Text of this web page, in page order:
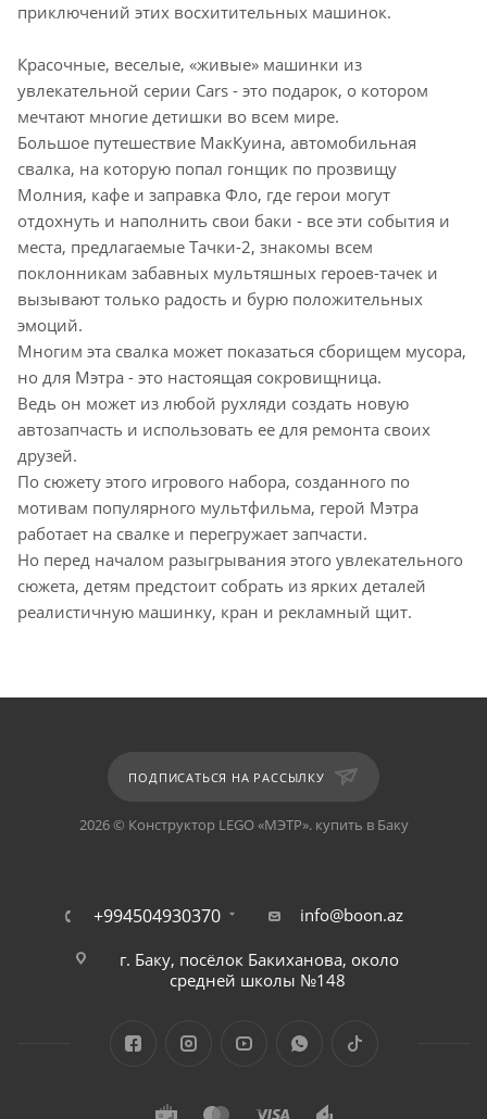
приключений этих восхитительных машинок.
Красочные, веселые, «живые» машинки из
увлекательной серии Cars - это подарок, о котором
мечтают многие детишки во всем мире.
Большое путешествие МакКуина, автомобильная
свалка, на которую попал гонщик по прозвищу
Молния, кафе и заправка Фло, где герои могут
отдохнуть и наполнить свои баки - все эти события и
места, предлагаемые Тачки-2, знакомы всем
поклонникам забавных мультяшных героев-тачек и
вызывают только радость и бурю положительных
эмоций.
Многим эта свалка может показаться сборищем мусора,
но для Мэтра - это настоящая сокровищница.
Ведь он может из любой рухляди создать новую
автозапчасть и использовать ее для ремонта своих
друзей.
По сюжету этого игрового набора, созданного по
мотивам популярного мультфильма, герой Мэтра
работает на свалке и перегружает запчасти.
Но перед началом разыгрывания этого увлекательного
сюжета, детям предстоит собрать из ярких деталей
реалистичную машинку, кран и рекламный щит.
ПОДПИСАТЬСЯ НА РАССЫЛКУ
2026 © Конструктор LEGO «МЭТР». купить в Баку
+994504930370 info@boon.az
г. Баку, посёлок Бакиханова, около
средней школы №148